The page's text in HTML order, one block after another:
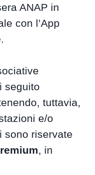
ANAP in
con l’App
seguito
tuttavia,
e/o
sono riservate
, in